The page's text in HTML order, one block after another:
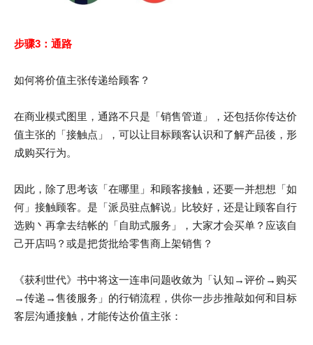
步骤3：通路
如何将价值主张传递给顾客？
在商业模式图里，通路不只是「销售管道」，还包括你传达价
值主张的「接触点」，可以让目标顾客认识和了解产品後，形
成购买行为。
因此，除了思考该「在哪里」和顾客接触，还要一并想想「如
何」接触顾客。是「派员驻点解说」比较好，还是让顾客自行
选购丶再拿去结帐的「自助式服务」，大家才会买单？应该自
己开店吗？或是把货批给零售商上架销售？
《获利世代》书中将这一连串问题收敛为「认知→评价→购买
→传递→售後服务」的行销流程，供你一步步推敲如何和目标
客层沟通接触，才能传达价值主张：